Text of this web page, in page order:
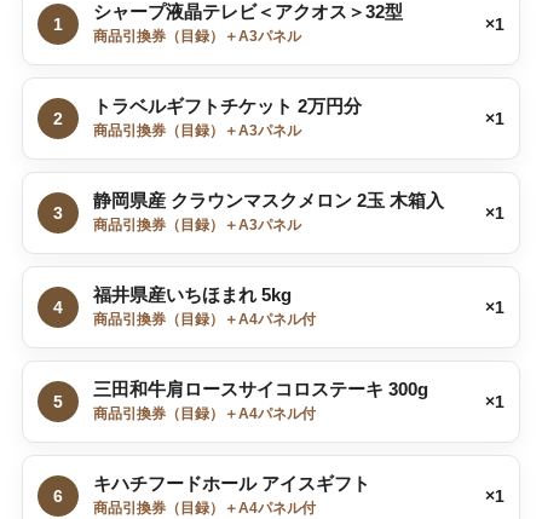
1
シャープ液晶テレビ＜アクオス＞32型
商品引換券（目録）＋A3パネル
×1
2
トラベルギフトチケット 2万円分
商品引換券（目録）＋A3パネル
×1
3
静岡県産 クラウンマスクメロン 2玉 木箱入
商品引換券（目録）＋A3パネル
×1
4
福井県産いちほまれ 5kg
商品引換券（目録）＋A4パネル付
×1
5
三田和牛肩ロースサイコロステーキ 300g
商品引換券（目録）＋A4パネル付
×1
6
キハチフードホール アイスギフト
商品引換券（目録）＋A4パネル付
×1